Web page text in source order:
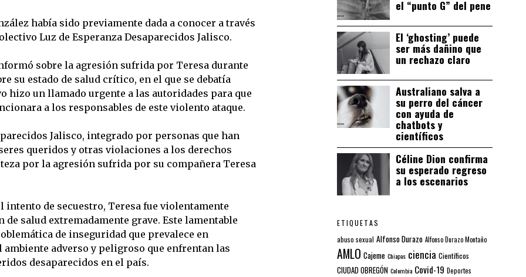
había sido previamente dada a conocer a través
Luz de Esperanza Desaparecidos Jalisco.
sobre la agresión sufrida por Teresa durante
su estado de salud crítico, en el que se debatía
hizo un llamado urgente a las autoridades para que
a los responsables de este violento ataque.
Jalisco, integrado por personas que han
queridos y otras violaciones a los derechos
por la agresión sufrida por su compañera Teresa
intento de secuestro, Teresa fue violentamente
de salud extremadamente grave. Este lamentable
de inseguridad que prevalece en
adverso y peligroso que enfrentan las
desaparecidos en el país.
el “punto G” del pene
El ‘ghosting’ puede
ser más dañino que
un rechazo claro
Australiano salva a
su perro del cáncer
con ayuda de
chatbots y
científicos
Céline Dion confirma
su esperado regreso
a los escenarios
ETIQUETAS
abuso sexual Alfonso Durazo Alfonso Durazo Montaño
AMLO Cajeme Chiapas ciencia Científicos
CIUDAD OBREGÓN Colombia Covid-19 Deportes